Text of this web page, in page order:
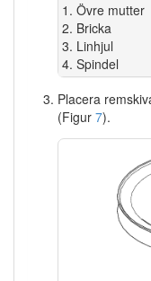
Övre mutter
Bricka
Linhjul
Spindel
Placera
(Figur 7).